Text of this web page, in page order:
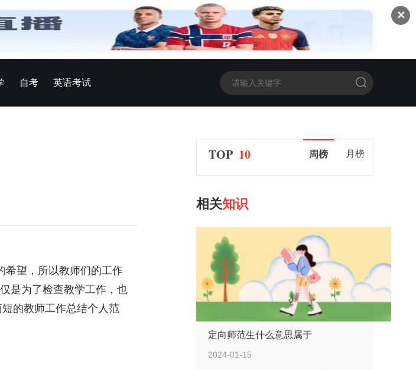
✕
自考 英语考试
希望，所以教师们的工作
是为了检查教学工作，也
的教师工作总结个人范
TOP 10 周榜 月榜
相关知识
定向师范生什么意思属于
2024-01-15